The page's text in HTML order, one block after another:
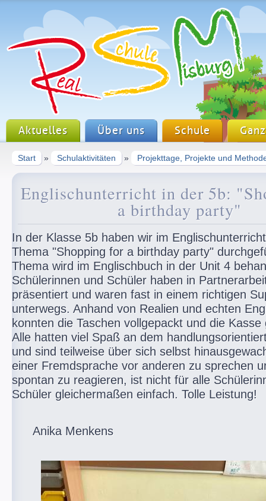
Aktuelles Über uns Schule
Start » Schulaktivitäten » Projekttage, Projekte und
Englischunterricht in der 5b:
a birthday party"
In der Klasse 5b haben wir im
Thema "Shopping for a birthday party"
Thema wird im Englischbuch in der Unit 4
Schülerinnen und Schüler haben in
präsentiert und waren fast in einem richtigen
unterwegs. Anhand von Realien und echten
konnten die Taschen vollgepackt und die
Alle hatten viel Spaß an dem
und sind teilweise über sich selbst
einer Fremdsprache vor anderen zu sprechen
spontan zu reagieren, ist nicht für alle
Schüler gleichermaßen einfach. Tolle Leistung!
Anika Menkens